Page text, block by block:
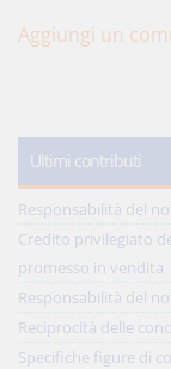
Aggiungi un
Ultimi contributi
Responsabilità del
Credito privilegiato
promesso in vendita
Responsabilità del
Reciprocità delle
Specifiche figure di